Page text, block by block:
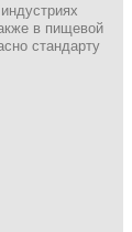
в пищевой
стандарту